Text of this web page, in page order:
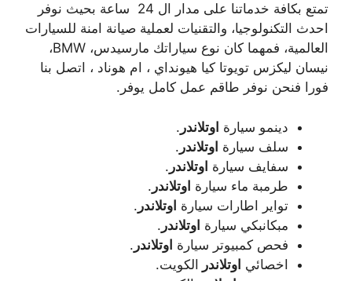
تمتع بكافة خدماتنا على مدار ال 24 ساعة بحيث نوفر
احدث التكنولوجيا، والتقنيات لعملية صيانة امنة للسيارات
العالمية، فمهما كان نوع سياراتك مارسيدس، BMW،
نيسان ليكزس تويوتا كيا هيونداي ، ام هوناد ، اتصل بنا
فورا فنحن نوفر طاقم عمل كامل يوفر.
دينمو سيارة اوتلاندر .
سلف سيارة اوتلاندر .
سفايف سيارة اوتلاندر .
طرمبة ماء سيارة اوتلاندر .
تواير اطارات سيارة اوتلاندر .
مبكانبكي سيارة اوتلاندر .
فحص كمبيوتر سيارة اوتلاندر .
اخصائي اوتلاندر الكويت.